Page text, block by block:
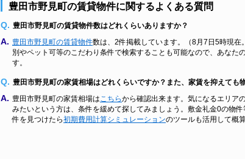
豊田市野見町の賃貸物件に関するよくある質問
Q. 豊田市野見町の賃貸物件数はどれくらいありますか？
A. 豊田市野見町の賃貸物件数は、2件掲載しています。（8月7日5時現在
別やペット可等のこだわり条件で検索することも可能なので、あなた
す。
Q. 豊田市野見町の家賃相場はどれくらいですか？また、家賃を抑えても
A. 豊田市野見町の家賃相場は こちらから確認出来ます。気になるエリア
みたいという方は、条件を緩めて探してみましょう。敷金礼金0の物
件を見つけたら初期費用計算シミュレーションのツールも活用して概